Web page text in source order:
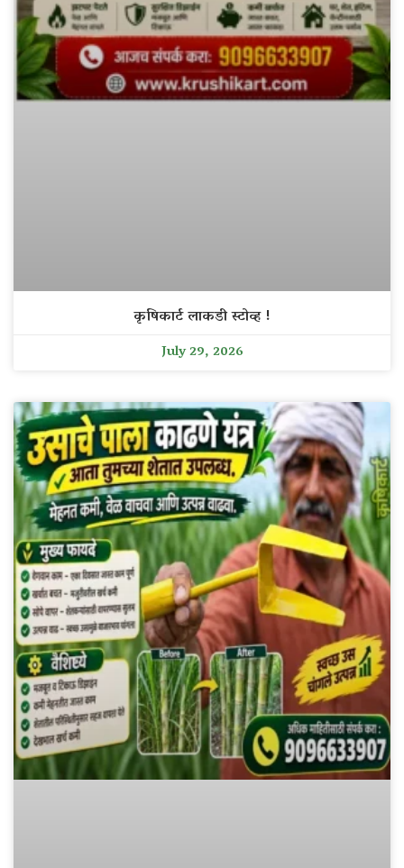
कृषिकार्ट लाकडी स्टोव्ह !
July 29, 2026